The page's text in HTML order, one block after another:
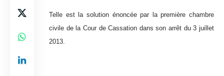
Telle est la solution énoncée par la première chambre
civile de la Cour de Cassation dans son arrêt du 3 juillet
2013.